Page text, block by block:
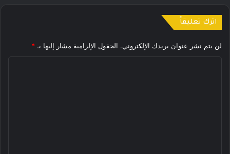
اترك تعليقاً
لن يتم نشر عنوان بريدك الإلكتروني. الحقول الإلزامية مشار إليها بـ *